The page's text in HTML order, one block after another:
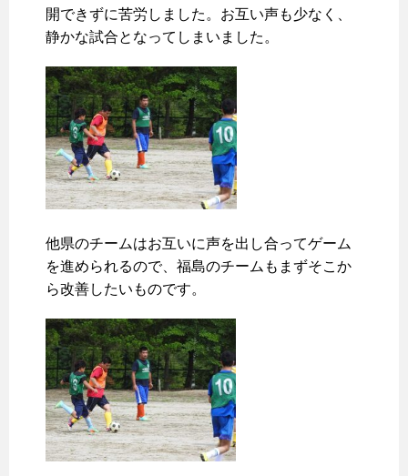
開できずに苦労しました。お互い声も少なく、
静かな試合となってしまいました。
他県のチームはお互いに声を出し合ってゲーム
を進められるので、福島のチームもまずそこか
ら改善したいものです。